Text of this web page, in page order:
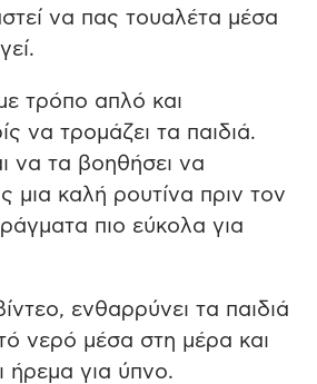
να πας τουαλέτα μέσα
τρόπο απλό και
να τρομάζει τα παιδιά.
να τα βοηθήσει να
μια καλή ρουτίνα πριν τον
πιο εύκολα για
ενθαρρύνει τα παιδιά
νερό μέσα στη μέρα και
ήρεμα για ύπνο.